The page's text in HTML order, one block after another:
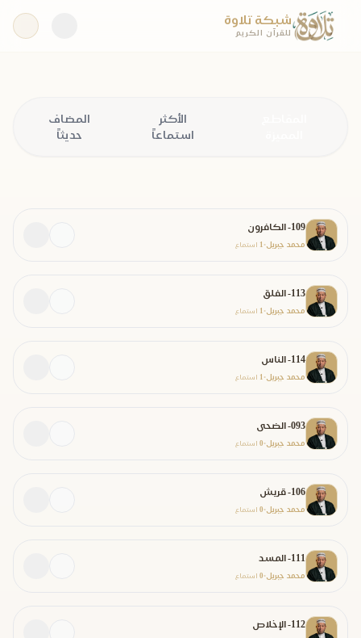
شبكة تلاوة
للقرآن الكريم
الأكثر
استماعاً
المضاف
حديثاً
109- الكافرون
محمد جبريل •
1 استماع
113- الفلق
محمد جبريل •
1 استماع
114- الناس
محمد جبريل •
1 استماع
093- الضحى
محمد جبريل •
0 استماع
106- قريش
محمد جبريل •
0 استماع
111- المسد
محمد جبريل •
0 استماع
112- الإخلاص